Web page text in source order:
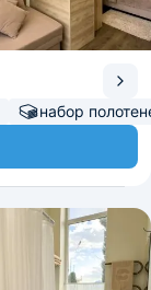
набор